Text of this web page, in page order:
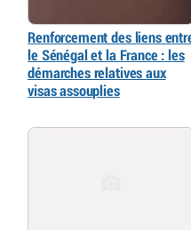
Renforcement des liens
le Sénégal et la France : les
démarches relatives aux
visas assouplies